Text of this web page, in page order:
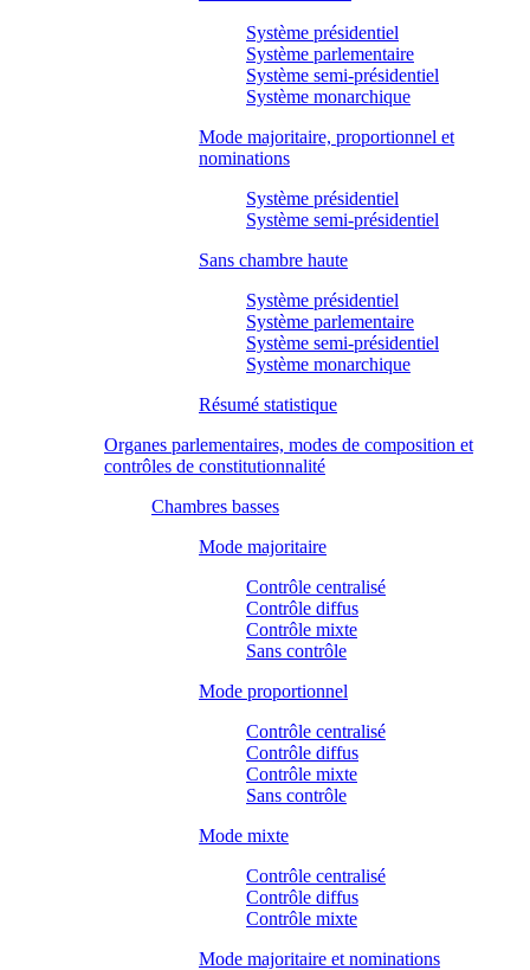
Système présidentiel
Système parlementaire
Système semi-présidentiel
Système monarchique
Mode majoritaire, proportionnel et
nominations
Système présidentiel
Système semi-présidentiel
Sans chambre haute
Système présidentiel
Système parlementaire
Système semi-présidentiel
Système monarchique
Résumé statistique
Organes parlementaires, modes de composition et
contrôles de constitutionnalité
Chambres basses
Mode majoritaire
Contrôle centralisé
Contrôle diffus
Contrôle mixte
Sans contrôle
Mode proportionnel
Contrôle centralisé
Contrôle diffus
Contrôle mixte
Sans contrôle
Mode mixte
Contrôle centralisé
Contrôle diffus
Contrôle mixte
Mode majoritaire et nominations